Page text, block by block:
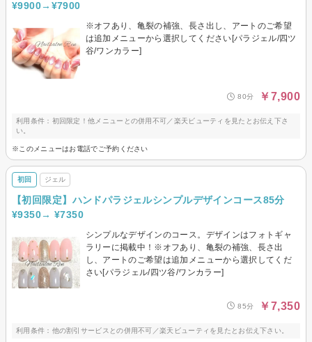
¥9900→¥7900
※オフあり、亀裂の補強、長さ出し、アートのご希望
は追加メニューから選択してください[パラジェル/四ツ
谷/ワンカラー]
80分 ￥7,900
利用条件：初回限定！他メニューとの併用不可／楽天ビューティを見たとお伝え下さ
い。
※このメニューはお電話でご予約ください
初回 ジェル
【初回限定】ハンドパラジェルシンプルデザインコース85分
¥9350→ ¥7350
シンプルなデザインのコース。デザインはフォトギャ
ラリーに掲載中！※オフあり、亀裂の補強、長さ出
し、アートのご希望は追加メニューから選択してくだ
さい[パラジェル/四ツ谷/ワンカラー]
85分 ￥7,350
利用条件：他の割引サービスとの併用不可／楽天ビューティを見たとお伝え下さい。